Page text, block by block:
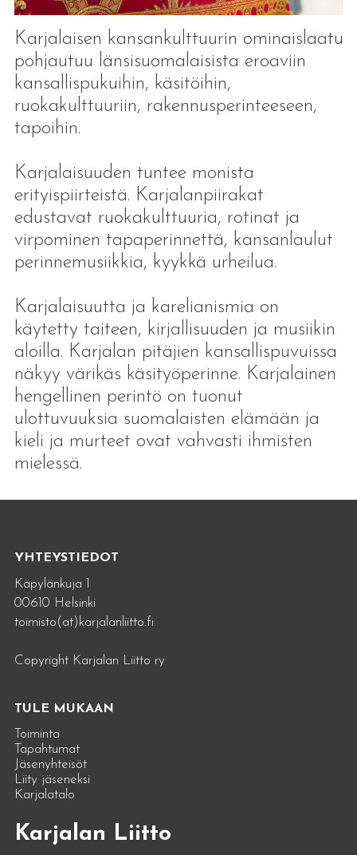
Karjalaisen kansankulttuurin ominaislaatu
pohjautuu länsisuomalaisista eroaviin
kansallispukuihin, käsitöihin,
ruokakulttuuriin, rakennusperinteeseen,
tapoihin.
Karjalaisuuden tuntee monista
erityispiirteistä. Karjalanpiirakat
edustavat ruokakulttuuria, rotinat ja
virpominen tapaperinnettä, kansanlaulut
perinnemusiikkia, kyykkä urheilua.
Karjalaisuutta ja karelianismia on
käytetty taiteen, kirjallisuuden ja musiikin
aloilla. Karjalan pitäjien kansallispuvuissa
näkyy värikäs käsityöperinne. Karjalainen
hengellinen perintö on tuonut
ulottuvuuksia suomalaisten elämään ja
kieli ja murteet ovat vahvasti ihmisten
mielessä.
YHTEYSTIEDOT
Käpylänkuja 1
00610 Helsinki
toimisto(at)karjalanliitto.fi
Copyright Karjalan Liitto ry
TULE MUKAAN
Toiminta
Tapahtumat
Jäsenyhteisöt
Liity jäseneksi
Karjalatalo
Karjalan Liitto